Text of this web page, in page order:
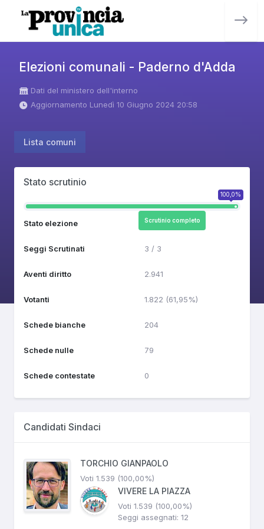
Elezioni comunali - Paderno d'Adda
Dati del ministero dell'interno
Aggiornamento Lunedì 10 Giugno 2024 20:58
Lista comuni
Stato scrutinio
100,0%
Stato elezione Scrutinio completo
Seggi Scrutinati 3 / 3
Aventi diritto 2.941
Votanti 1.822 (61,95%)
Schede bianche 204
Schede nulle 79
Schede contestate 0
Candidati Sindaci
TORCHIO GIANPAOLO
Voti 1.539 (100,00%)
VIVERE LA PIAZZA
Voti 1.539 (100,00%)
Seggi assegnati: 12